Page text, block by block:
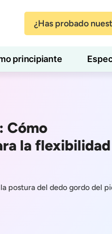
¿Has probado
principiante
Cómo
la flexibilidad
postura del dedo gordo del